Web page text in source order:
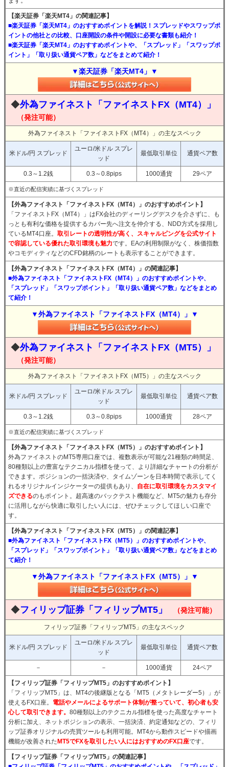
【楽天証券「楽天MT4」の関連記事】
■楽天証券「楽天MT4」のおすすめポイントを解説！スプレッドやスワップポ
イントの他社との比較、口座開設の条件や開設に必要な書類も紹介！
■楽天証券「楽天MT4」のおすすめポイントや、「スプレッド」「スワップポ
イント」「取り扱い通貨ペア数」などをまとめて紹介！
▼楽天証券「楽天MT4」▼
◆外為ファイネスト「ファイネストFX（MT4）」
（発注可能）
外為ファイネスト「ファイネストFX（MT4）」の主なスペック
米ドル/円 スプレッド
ユーロ/米ドル スプレ
ッド
最低取引単位 通貨ペア数
0.3～1.2銭 0.3～0.8pips 1000通貨 29ペア
※直近の配信実績に基づくスプレッド
【外為ファイネスト「ファイネストFX（MT4）」のおすすめポイント】
「ファイネストFX（MT4）」はFX会社のディーリングデスクを介さずに、も
っとも有利な価格を提供するカバー先へ注文を仲介する、NDD方式を採用し
ているMT4口座。 取引レートの透明性が高く、スキャルピングを公式サイト
で容認している優れた取引環境も魅力です。EAの利用制限がなく、株価指数
やコモディティなどのCFD銘柄のレートも表示することができます。
【外為ファイネスト「ファイネストFX（MT4）」の関連記事】
■外為ファイネスト「ファイネストFX（MT4）」のおすすめポイントや、
「スプレッド」「スワップポイント」「取り扱い通貨ペア数」などをまとめ
て紹介！
▼外為ファイネスト「ファイネストFX（MT4）」▼
◆外為ファイネスト「ファイネストFX（MT5）」
（発注可能）
外為ファイネスト「ファイネストFX（MT5）」の主なスペック
米ドル/円 スプレッド
ユーロ/米ドル スプレ
ッド
最低取引単位 通貨ペア数
0.3～1.2銭 0.3～0.8pips 1000通貨 28ペア
※直近の配信実績に基づくスプレッド
【外為ファイネスト「ファイネストFX（MT5）」のおすすめポイント】
外為ファイネストのMT5専用口座では、複数表示が可能な21種類の時間足、
80種類以上の豊富なテクニカル指標を使って、より詳細なチャートの分析が
できます。ポジションの一括決済や、タイムゾーンを日本時間で表示してく
れるオリジナルインジケーターの提供もあり、 自在に取引環境をカスタマイ
ズできるのもポイント。超高速のバックテスト機能など、MT5の魅力も存分
に活用しながら快適に取引したい人には、ぜひチェックしてほしい口座で
す。
【外為ファイネスト「ファイネストFX（MT5）」の関連記事】
■外為ファイネスト「ファイネストFX（MT5）」のおすすめポイントや、
「スプレッド」「スワップポイント」「取り扱い通貨ペア数」などをまとめ
て紹介！
▼外為ファイネスト「ファイネストFX（MT5）」▼
◆フィリップ証券「フィリップMT5」 （発注可能）
フィリップ証券「フィリップMT5」の主なスペック
米ドル/円 スプレッド
ユーロ/米ドル スプレ
ッド
最低取引単位 通貨ペア数
－ － 1000通貨 24ペア
【フィリップ証券「フィリップMT5」のおすすめポイント】
「フィリップMT5」は、MT4の後継版となる「MT5（メタトレーダー5）」が
使えるFX口座。 電話やメールによるサポート体制が整っていて、初心者も安
心して取引できます。 80種類以上のテクニカル指標を使った高度なチャート
分析に加え、ネットポジションの表示、一括決済、約定通知などの、フィリ
ップ証券オリジナルの売買ツールも利用可能。MT4から動作スピードや描画
機能が改善された MT5でFXを取引したい人にはおすすめのFX口座です。
【フィリップ証券「フィリップMT5」の関連記事】